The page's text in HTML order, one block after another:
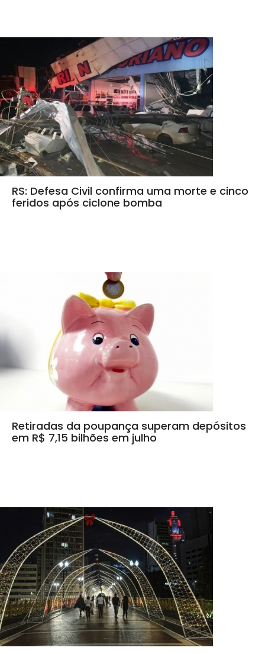
RS: Defesa Civil confirma uma morte e cinco
feridos após ciclone bomba
Retiradas da poupança superam depósitos
em R$ 7,15 bilhões em julho